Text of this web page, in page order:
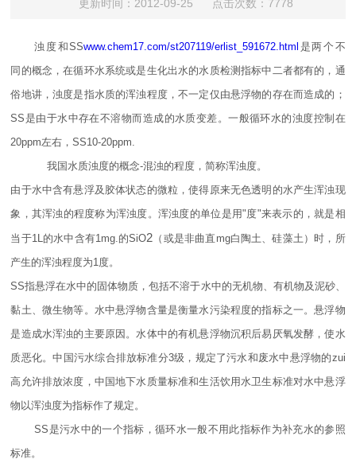
更新时间：2012-09-25 点击次数：7778
浊度和SSwww.chem17.com/st207119/erlist_591672.html 是两个不
同的概念，在循环水系统或是生化出水的水质检测指标中二者都有的，通
俗地讲，浊度是指水质的浑浊程度，不一定仅由悬浮物的存在而造成的；
SS是由于水中存在不溶物而造成的水质变差。一般循环水的浊度控制在
20ppm左右，SS10-20ppm.
我国水质浊度的概念-混浊的程度，简称浑浊度。
由于水中含有悬浮及胶体状态的微粒，使得原来无色透明的水产生浑浊现
象，其浑浊的程度称为浑浊度。浑浊度的单位是用"度"来表示的，就是相
当于1L的水中含有1mg.的SiO2 （或是非曲直mg白陶土、硅藻土）时，所
产生的浑浊程度为1度。
SS指悬浮在水中的固体物质，包括不溶于水中的无机物、有机物及泥砂、
黏土、微生物等。水中悬浮物含量是衡量水污染程度的指标之一。悬浮物
是造成水浑浊的主要原因。水体中的有机悬浮物沉积后易厌氧发酵，使水
质恶化。中国污水综合排放标准分3级，规定了污水和废水中悬浮物的zui
高允许排放浓度，中国地下水质量标准和生活饮用水卫生标准对水中悬浮
物以浑浊度为指标作了规定。
SS是污水中的一个指标，循环水一般不用此指标作为补充水的参照
标准。